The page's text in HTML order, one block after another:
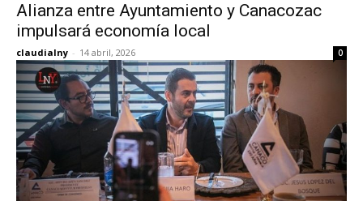
Alianza entre Ayuntamiento y Canacozac
impulsará economía local
claudialny - 14 abril, 2026 0